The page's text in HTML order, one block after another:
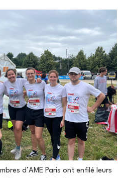
d’AME Paris ont enfilé leurs